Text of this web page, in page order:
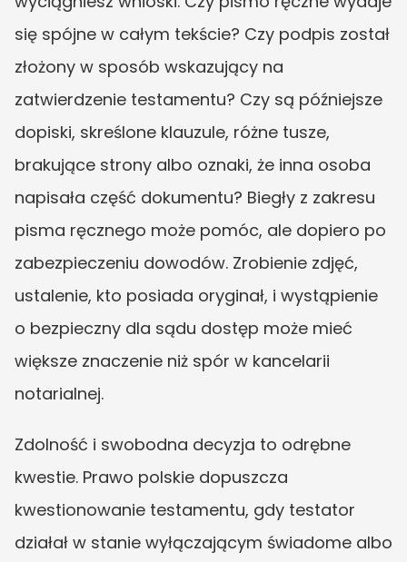
się spójne w całym tekście? Czy podpis został
złożony w sposób wskazujący na
zatwierdzenie testamentu? Czy są późniejsze
dopiski, skreślone klauzule, różne tusze,
brakujące strony albo oznaki, że inna osoba
napisała część dokumentu? Biegły z zakresu
pisma ręcznego może pomóc, ale dopiero po
zabezpieczeniu dowodów. Zrobienie zdjęć,
ustalenie, kto posiada oryginał, i wystąpienie
o bezpieczny dla sądu dostęp może mieć
większe znaczenie niż spór w kancelarii
notarialnej.
Zdolność i swobodna decyzja to odrębne
kwestie. Prawo polskie dopuszcza
kwestionowanie testamentu, gdy testator
działał w stanie wyłączającym świadome albo